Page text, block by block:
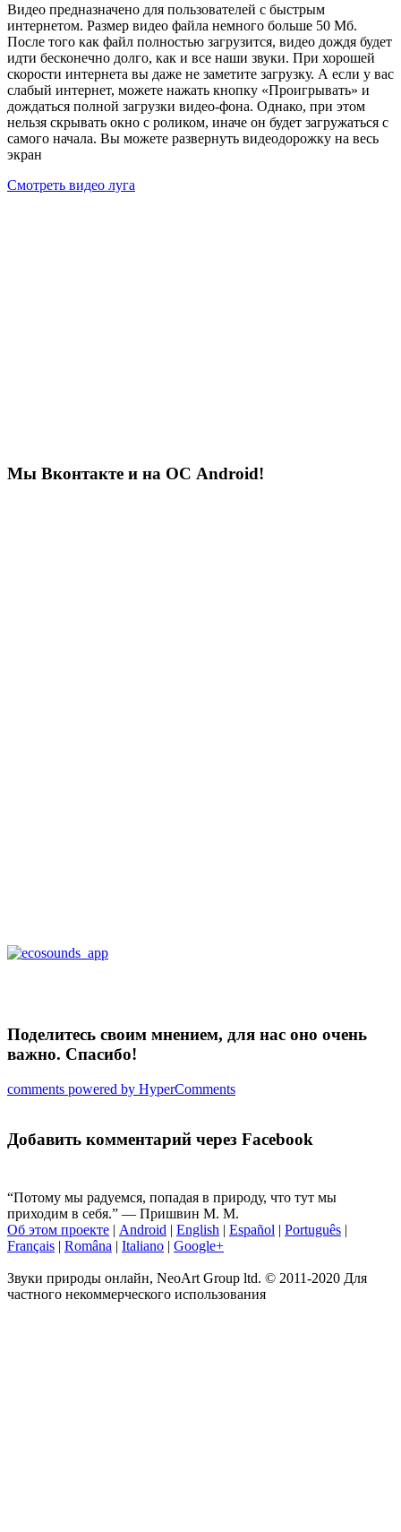
Видео предназначено для пользователей с быстрым
интернетом. Размер видео файла немного больше 50 Мб.
После того как файл полностью загрузится, видео дождя будет
идти бесконечно долго, как и все наши звуки. При хорошей
скорости интернета вы даже не заметите загрузку. А если у вас
слабый интернет, можете нажать кнопку «Проигрывать» и
дождаться полной загрузки видео-фона. Однако, при этом
нельзя скрывать окно с роликом, иначе он будет загружаться с
самого начала. Вы можете развернуть видеодорожку на весь
экран
Смотреть видео луга
Мы Вконтакте и на ОС Android!
Поделитесь своим мнением, для нас оно очень
важно. Спасибо!
comments powered by HyperComments
Добавить комментарий через Facebook
“Потому мы радуемся, попадая в природу, что тут мы
приходим в себя.” ― Пришвин М. М.
Об этом проекте | Android | English | Español | Português |
Français | Româna | Italiano | Google+
Звуки природы онлайн, NeoArt Group ltd. © 2011-2020 Для
частного некоммерческого использования